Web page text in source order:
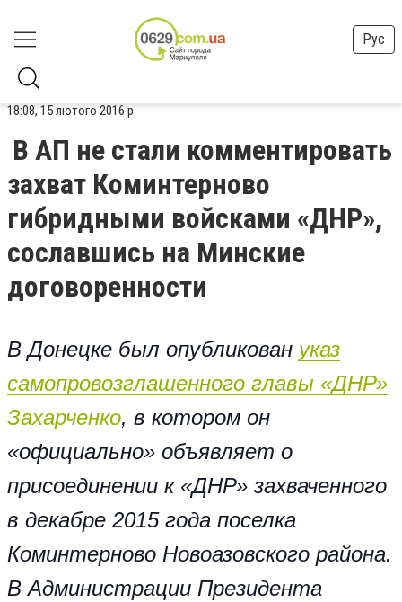
Рус
18:08, 15 лютого 2016 р.
В АП не стали комментировать
захват Коминтерново
гибридными войсками «ДНР»,
сославшись на Минские
договоренности
В Донецке был опубликован указ
самопровозглашенного главы «ДНР»
Захарченко, в котором он
«официально» объявляет о
присоединении к «ДНР» захваченного
в декабре 2015 года поселка
Коминтерново Новоазовского района.
В Администрации Президента